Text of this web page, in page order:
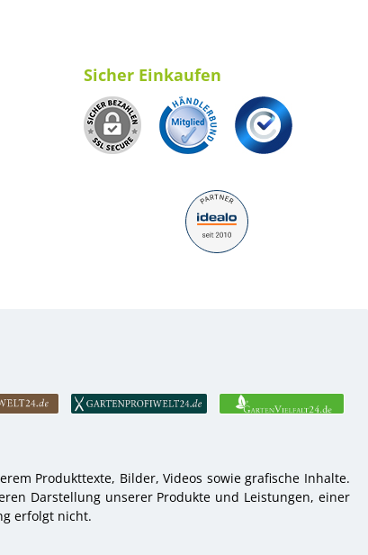
Sicher Einkaufen
Produkttexte, Bilder, Videos sowie grafische Inhalte.
Darstellung unserer Produkte und Leistungen, einer
erfolgt nicht.